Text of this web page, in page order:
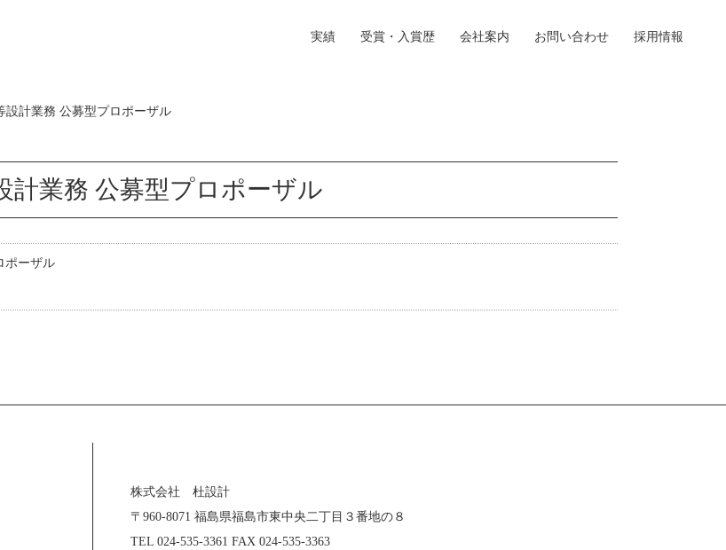
実績 受賞・入賞歴 会社案内 お問い合わせ 採用情報
設計業務 公募型プロポーザル
計業務 公募型プロポーザル
ポーザル
株式会社 杜設計
〒960-8071 福島県福島市東中央二丁目３番地の８
TEL 024-535-3361 FAX 024-535-3363